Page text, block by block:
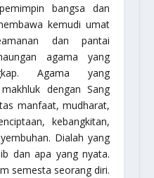
bangsa dan
kemudi umat
dan pantai
agama yang
Agama yang
dengan Sang
manfaat, mudharat,
kebangkitan,
Dialah yang
dan apa yang nyata.
semesta seorang diri.